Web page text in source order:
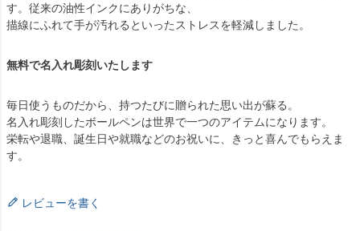
す。従来の油性インクにありがちな、
描線にふれて手が汚れるといったストレスを軽減しました。
無料で名入れ彫刻いたします
毎日使うものだから、持つたびに贈られた思い出が蘇る。
名入れ彫刻したボールペンは世界で一つのアイテムになります。
栄転や退職、誕生日や就職などのお祝いに、きっと喜んでもらえま
す。
レビューを書く